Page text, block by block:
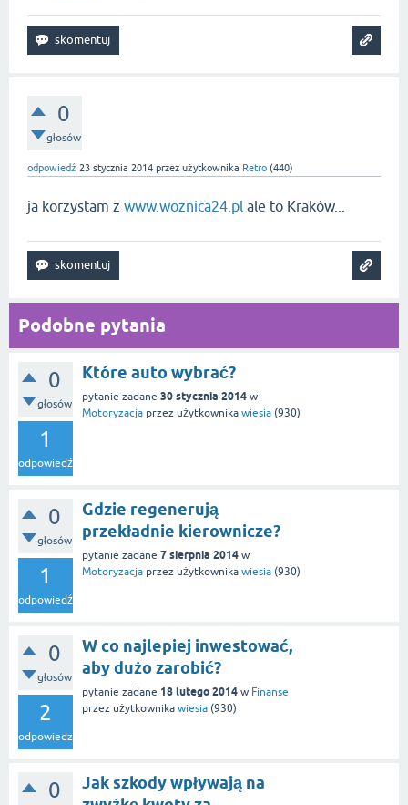
0
głosów
odpowiedź 23 stycznia 2014 przez użytkownika Retro (440)
ja korzystam z www.woznica24.pl ale to Kraków...
Podobne pytania
0
głosów
1
odpowiedź
Które auto wybrać?
pytanie zadane 30 stycznia 2014 w
Motoryzacja przez użytkownika wiesia (930)
0
głosów
1
odpowiedź
Gdzie regenerują
przekładnie kierownicze?
pytanie zadane 7 sierpnia 2014 w
Motoryzacja przez użytkownika wiesia (930)
0
głosów
2
odpowiedzi
W co najlepiej inwestować,
aby dużo zarobić?
pytanie zadane 18 lutego 2014 w Finanse
przez użytkownika wiesia (930)
0
Jak szkody wpływają na